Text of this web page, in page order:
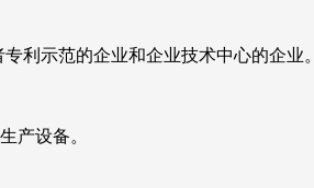
利示范的企业和企业技术中心的企业。
产设备。